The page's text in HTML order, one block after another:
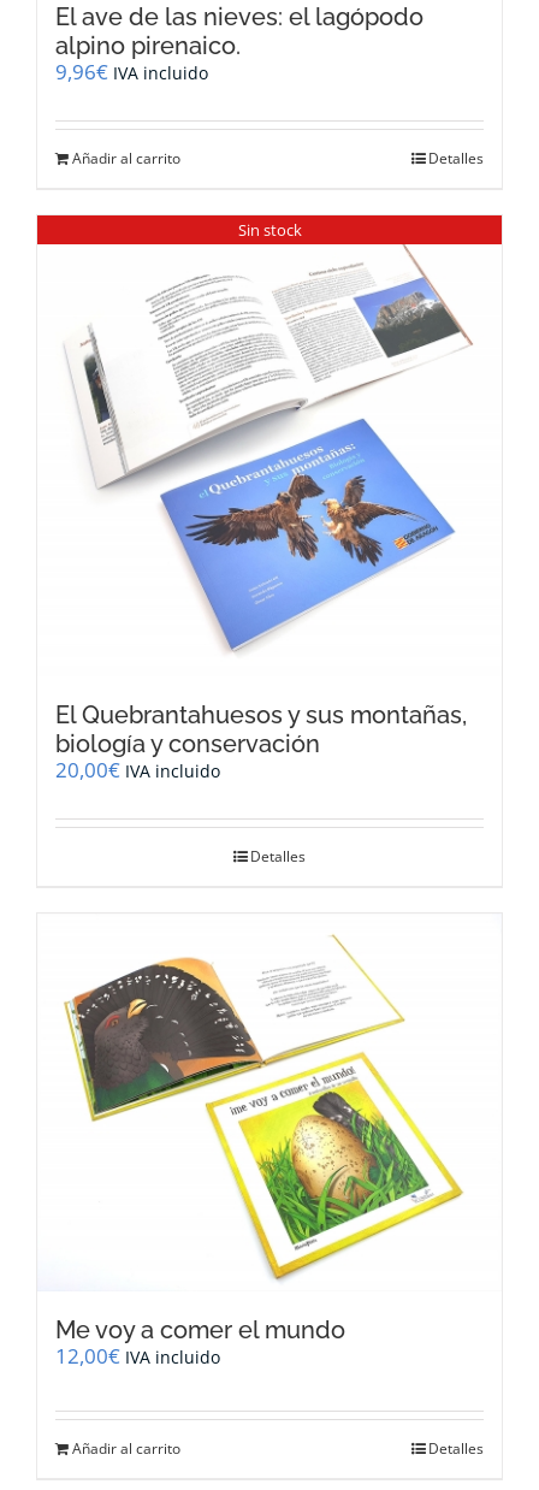
El ave de las nieves: el lagópodo
alpino pirenaico.
9,96€ IVA incluido
Añadir al carrito Detalles
Sin stock
El Quebrantahuesos y sus montañas,
biología y conservación
20,00€ IVA incluido
Detalles
Me voy a comer el mundo
12,00€ IVA incluido
Añadir al carrito Detalles